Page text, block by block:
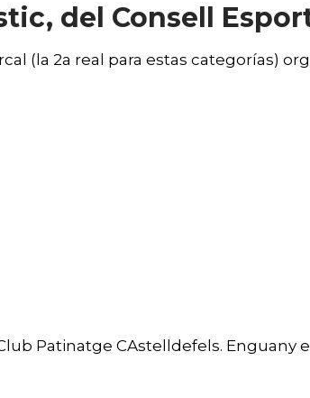
del Consell
(la 2a real para estas categorías)
Patinatge CAstelldefels. Enguany